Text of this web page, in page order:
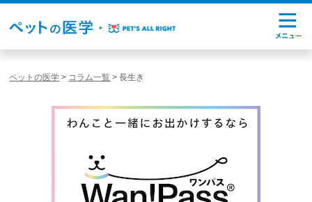
ペットの医学 > コラム一覧 >長生き